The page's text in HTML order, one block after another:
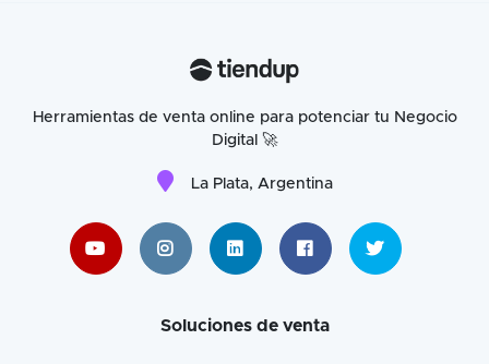
Herramientas de venta online para potenciar tu Negocio
Digital 🚀
La Plata, Argentina
Soluciones de venta